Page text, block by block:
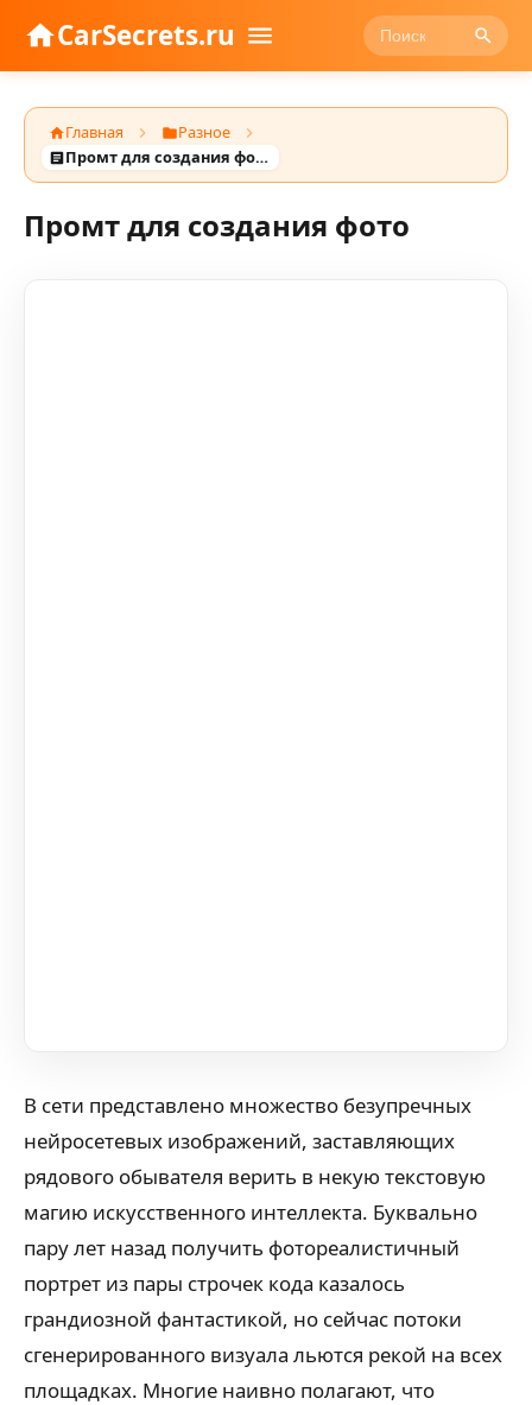
CarSecrets.ru
Главная
Разное
Промт для создания фото
Промт для создания фото
В сети представлено множество безупречных
нейросетевых изображений, заставляющих
рядового обывателя верить в некую текстовую
магию искусственного интеллекта. Буквально
пару лет назад получить фотореалистичный
портрет из пары строчек кода казалось
грандиозной фантастикой, но сейчас потоки
сгенерированного визуала льются рекой на всех
площадках. Многие наивно полагают, что